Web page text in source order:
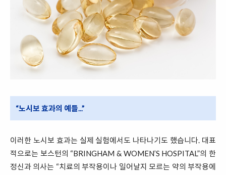
“노시보 효과의 예들...”
이러한 노시보 효과는 실제 실험에서도 나타나기도 했습니다. 대표
적으로는 보스턴의 “BRINGHAM & WOMEN’S HOSPITAL”의 한
정신과 의사는 “치료의 부작용이나 일어날지 모르는 약의 부작용에